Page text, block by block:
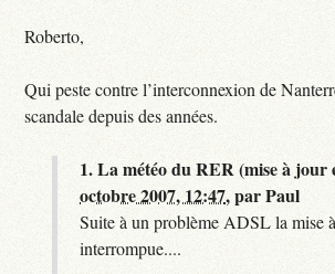
Roberto,
Qui peste contre l’interconnexion de
scandale depuis des années.
1.La météo du RER (mise à
octobre 2007, 12:47,parPaul
Suite à un problème ADSL la mise
interrompue....